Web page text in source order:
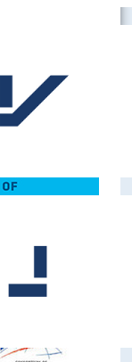
je členom